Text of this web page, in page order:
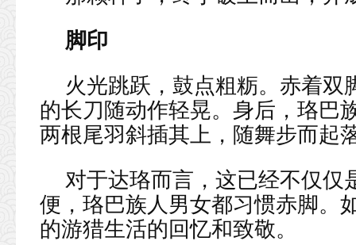
脚印
火光跳跃，鼓点粗粝。赤着双
的长刀随动作轻晃。身后，珞巴
两根尾羽斜插其上，随舞步而起
对于达珞而言，这已经不仅仅
便，珞巴族人男女都习惯赤脚。
的游猎生活的回忆和致敬。